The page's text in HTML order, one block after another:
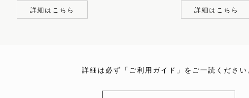
詳細はこちら 詳細はこちら
詳細は必ず「ご利用ガイド」をご一読ください